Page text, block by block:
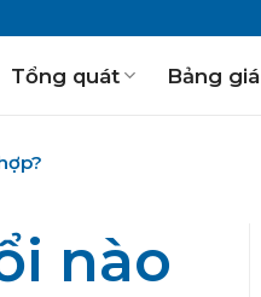
Tổng quát Bảng giá
nào